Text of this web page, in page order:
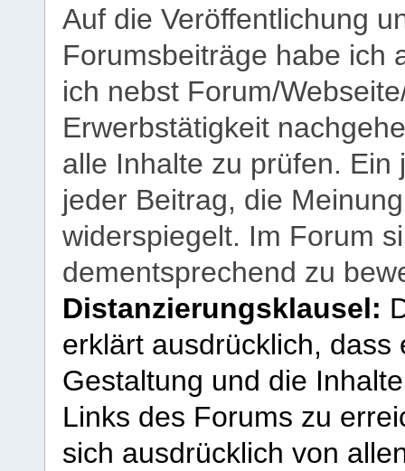
Auf die Veröffentlichung
Forumsbeiträge habe ich
ich nebst Forum/
Erwerbstätigkeit
alle Inhalte zu prüfen.
jeder Beitrag, die
widerspiegelt. Im Forum
dementsprechend zu
Distanzierungsklausel:
erklärt ausdrücklich,
Gestaltung und die
Links des Forums zu
sich ausdrücklich von